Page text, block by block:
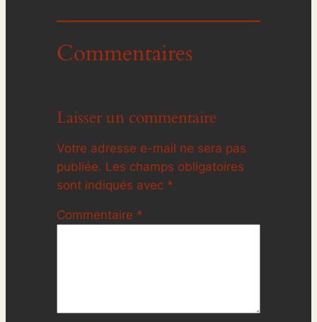
Commentaires
Laisser un commentaire
Votre adresse e-mail ne sera pas
publiée. Les champs obligatoires
sont indiqués avec *
Commentaire *